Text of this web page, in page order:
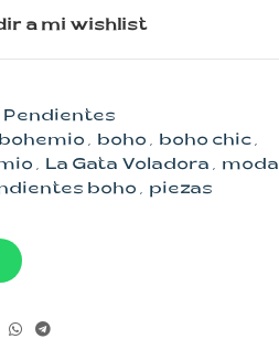
a mi wishlist
Pendientes
bohemio , boho , boho chic,
, La Gata Voladora , moda
boho , piezas